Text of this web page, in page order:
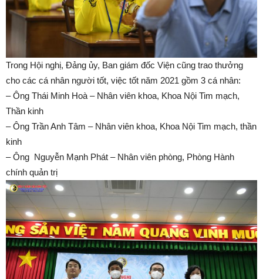
Trong Hội nghị, Đảng ủy, Ban giám đốc Viện cũng trao thưởng
cho các cá nhân người tốt, việc tốt năm 2021 gồm 3 cá nhân:
– Ông Thái Minh Hoà – Nhân viên khoa, Khoa Nội Tim mạch,
Thần kinh
– Ông Trần Anh Tâm – Nhân viên khoa, Khoa Nội Tim mạch, thần
kinh
– Ông Nguyễn Mạnh Phát – Nhân viên phòng, Phòng Hành
chính quản trị